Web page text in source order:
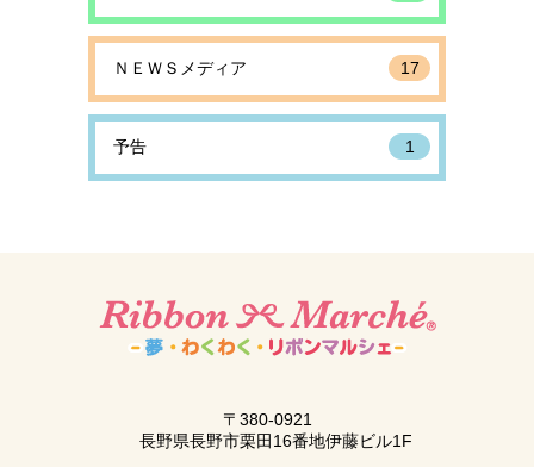
ＮＥＷＳメディア 17
予告 1
〒380-0921
長野県長野市栗田16番地伊藤ビル1F